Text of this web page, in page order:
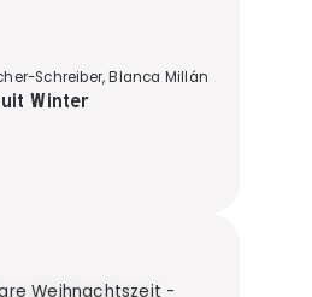
Schreiber, Blanca Millán
Winter